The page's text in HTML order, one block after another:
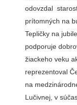
odovzdal
prítomných na
Tepličky na
podporuje
žiackeho veku
reprezentoval
na
Lučivnej, v